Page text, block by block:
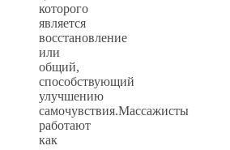
которого
является
восстановление
или
общий,
способствующий
улучшению
самочувствия.Массажисты
работают
как